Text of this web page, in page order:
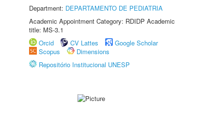
Department: DEPARTAMENTO DE PEDIATRIA
Academic Appointment Category: RDIDP Academic
title: MS-3.1
Orcid
CV Lattes
Google Scholar
Scopus
Dimensions
Repositório Institucional UNESP